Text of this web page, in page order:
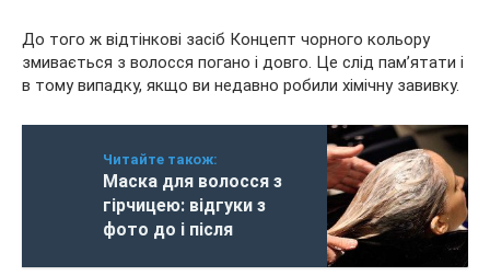
До того ж відтінкові засіб Концепт чорного кольору
змивається з волосся погано і довго. Це слід пам’ятати і
в тому випадку, якщо ви недавно робили хімічну завивку.
Читайте також:
Маска для волосся з
гірчицею: відгуки з
фото до і після